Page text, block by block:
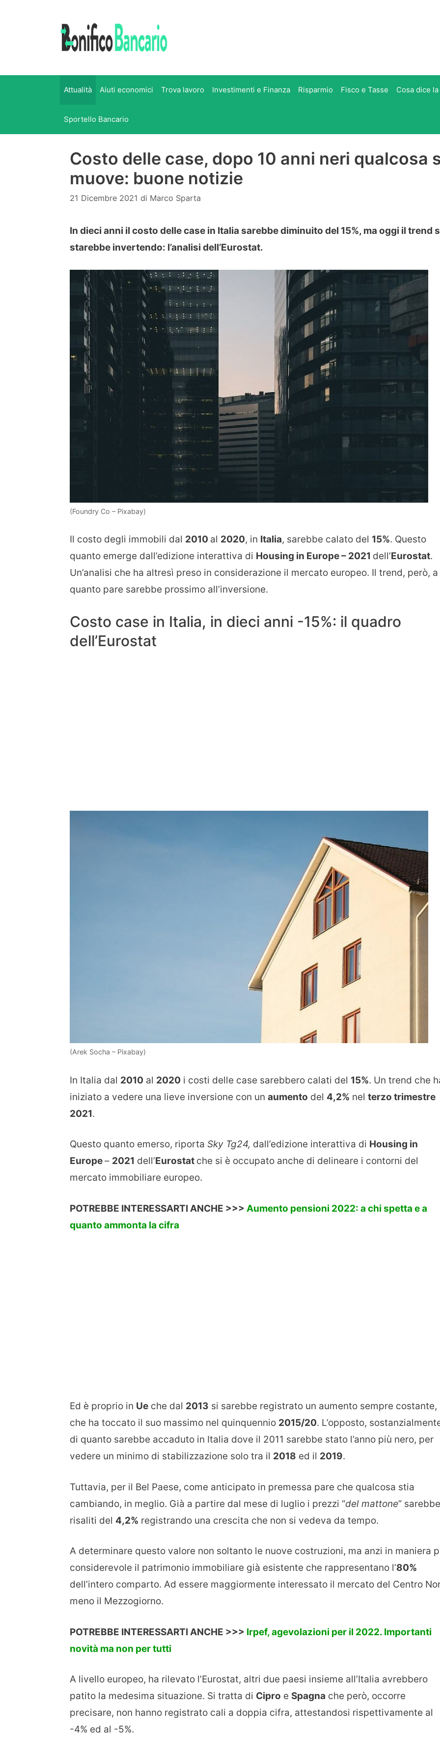
Attualità Aiuti economici Trova lavoro Investimenti e Finanza Risparmio Fisco e Tasse Cosa dice
Sportello Bancario
Costo delle case, dopo 10 anni neri qualcosa
muove: buone notizie
21 Dicembre 2021 di Marco Sparta
In dieci anni il costo delle case in Italia sarebbe diminuito del 15%, ma oggi il trend
starebbe invertendo: l’analisi dell’Eurostat.
(Foundry Co – Pixabay)
Il costo degli immobili dal 2010 al 2020, in Italia, sarebbe calato del 15%. Questo
quanto emerge dall’edizione interattiva di Housing in Europe – 2021 dell’Eurostat.
Un’analisi che ha altresì preso in considerazione il mercato europeo. Il trend, però, a
quanto pare sarebbe prossimo all’inversione.
Costo case in Italia, in dieci anni -15%: il quadro
dell’Eurostat
(Arek Socha – Pixabay)
In Italia dal 2010 al 2020 i costi delle case sarebbero calati del 15%. Un trend che
iniziato a vedere una lieve inversione con un aumento del 4,2% nel terzo trimestre
2021.
Questo quanto emerso, riporta Sky Tg24, dall’edizione interattiva di Housing in
Europe– 2021 dell’Eurostat che si è occupato anche di delineare i contorni del
mercato immobiliare europeo.
POTREBBE INTERESSARTI ANCHE >>> Aumento pensioni 2022: a chi spetta e a
quanto ammonta la cifra
Ed è proprio in Ue che dal 2013 si sarebbe registrato un aumento sempre costante,
che ha toccato il suo massimo nel quinquennio 2015/20. L’opposto,
di quanto sarebbe accaduto in Italia dove il 2011 sarebbe stato l’anno più nero, per
vedere un minimo di stabilizzazione solo tra il 2018 ed il 2019.
Tuttavia, per il Bel Paese, come anticipato in premessa pare che qualcosa stia
cambiando, in meglio. Già a partire dal mese di luglio i prezzi “del mattone”
risaliti del 4,2% registrando una crescita che non si vedeva da tempo.
A determinare questo valore non soltanto le nuove costruzioni, ma anzi in maniera
considerevole il patrimonio immobiliare già esistente che rappresentano l’80%
dell’intero comparto. Ad essere maggiormente interessato il mercato del Centro
meno il Mezzogiorno.
POTREBBE INTERESSARTI ANCHE >>> Irpef, agevolazioni per il 2022. Importanti
novità ma non per tutti
A livello europeo, ha rilevato l’Eurostat, altri due paesi insieme all’Italia avrebbero
patito la medesima situazione. Si tratta di Cipro e Spagna che però, occorre
precisare, non hanno registrato cali a doppia cifra, attestandosi rispettivamente al
-4% ed al -5%.